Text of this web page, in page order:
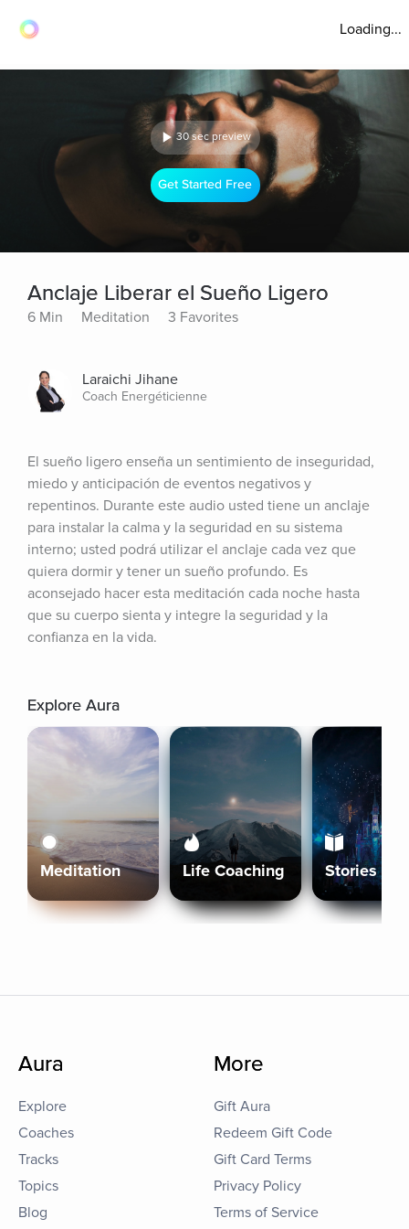
Loading...
30 sec preview
Get Started Free
Anclaje Liberar el Sueño Ligero
6 Min Meditation 3 Favorites
Laraichi Jihane
Coach Energéticienne
El sueño ligero enseña un sentimiento de inseguridad,
miedo y anticipación de eventos negativos y
repentinos. Durante este audio usted tiene un anclaje
para instalar la calma y la seguridad en su sistema
interno; usted podrá utilizar el anclaje cada vez que
quiera dormir y tener un sueño profundo. Es
aconsejado hacer esta meditación cada noche hasta
que su cuerpo sienta y integre la seguridad y la
confianza en la vida.
Explore Aura
Meditation Life Coaching Stories
Aura
Explore
Coaches
Tracks
Topics
Blog
More
Gift Aura
Redeem Gift Code
Gift Card Terms
Privacy Policy
Terms of Service